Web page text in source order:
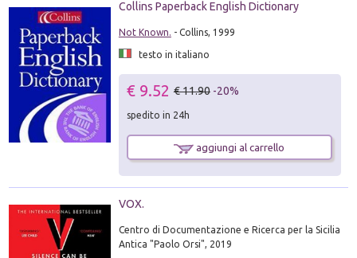
Collins Paperback English Dictionary
Not Known. - Collins, 1999
testo in italiano
€ 9.52 € 11.90 -20%
spedito in 24h
aggiungi al carrello
VOX.
Centro di Documentazione e Ricerca per la Sicilia
Antica "Paolo Orsi", 2019